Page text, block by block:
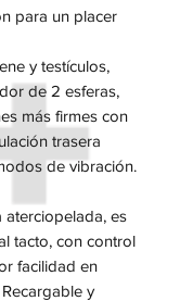
para un placer
y testículos,
de 2 esferas,
más firmes con
trasera
de vibración.
aterciopelada, es
tacto, con control
facilidad en
y